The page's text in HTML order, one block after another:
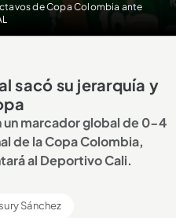
de Copa Colombia ante
sacó su jerarquía y
un marcador global de 0-4
de la Copa Colombia,
al Deportivo Cali.
Sánchez